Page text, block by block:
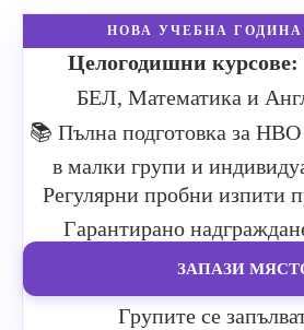
НОВА УЧЕБНА ГОДИНА
Целогодишни курсове:
БЕЛ, Математика и
📚 Пълна подготовка за
в малки групи и
Регулярни пробни изпити
Гарантирано
ЗАПАЗИ
Групите се